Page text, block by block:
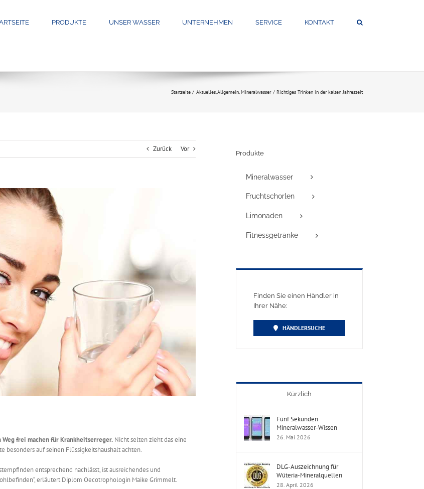
PRODUKTE UNSER WASSER UNTERNEHMEN SERVICE KONTAKT
Startseite Aktuelles Allgemein Mineralwasser Richtiges Trinken in der kalten Jahreszeit
Zurück Vor
frei machen für Krankheitserreger. Nicht selten zieht das eine
besonders auf seinen Flüssigkeitshaushalt achten.
entsprechend nachlässt, ist ausreichendes und
erläutert Diplom Oecotrophologin Maike Grimmelt.
Produkte
Mineralwasser
Fruchtschorlen
Limonaden
Fitnessgetränke
Finden Sie einen Händler in
Ihrer Nähe:
HÄNDLERSUCHE
Kürzlich
Fünf Sekunden
Mineralwasser-Wissen
26. Mai 2026
DLG-Auszeichnung für
Wüteria-Mineralquellen
28. April 2026